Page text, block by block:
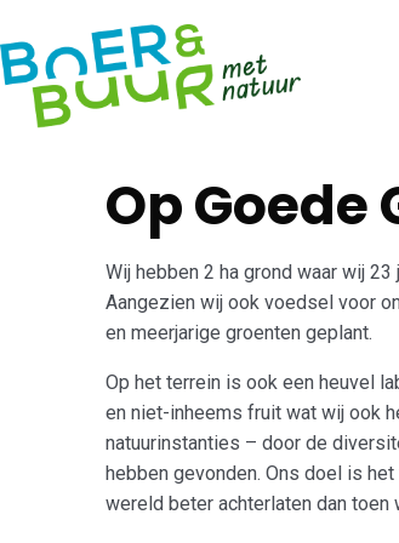
Op Goede
Wij hebben 2 ha grond waar wij
Aangezien wij ook voedsel voor
en meerjarige groenten geplant.
Op het terrein is ook een heuvel
en niet-inheems fruit wat wij ook
natuurinstanties – door de
hebben gevonden. Ons doel is
wereld beter achterlaten dan toen